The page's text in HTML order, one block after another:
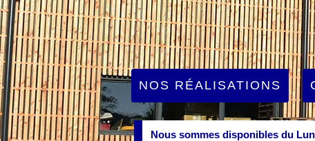
NOS RÉALISATIONS
Nous sommes disponibles du